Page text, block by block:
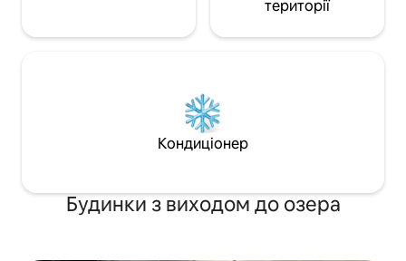
території
Кондиціонер
Будинки з виходом до озера